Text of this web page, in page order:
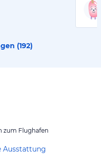
(192)
zum Flughafen
Ausstattung